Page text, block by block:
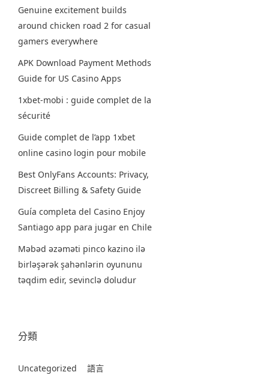
Genuine excitement builds
around chicken road 2 for casual
gamers everywhere
APK Download Payment Methods
Guide for US Casino Apps
1xbet-mobi : guide complet de la
sécurité
Guide complet de l’app 1xbet
online casino login pour mobile
Best OnlyFans Accounts: Privacy,
Discreet Billing & Safety Guide
Guía completa del Casino Enjoy
Santiago app para jugar en Chile
Məbəd əzəməti pinco kazino ilə
birləşərək şahənlərin oyununu
təqdim edir, sevinclə doludur
分類
Uncategorized 語言